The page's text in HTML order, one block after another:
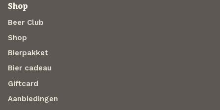
Shop
Beer Club
Shop
Bierpakket
Bier cadeau
Giftcard
Aanbiedingen